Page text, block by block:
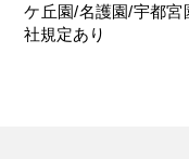
ケ丘園/名護園/宇都
社規定あり